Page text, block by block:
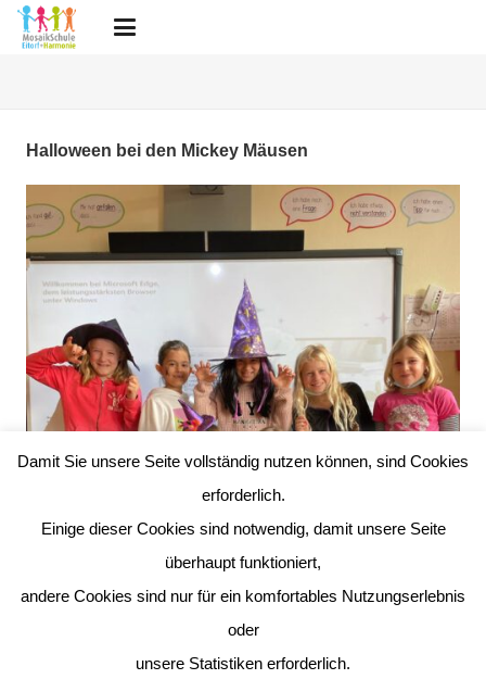
Halloween bei den Mickey Mäusen
Damit Sie unsere Seite vollständig nutzen können, sind Cookies
erforderlich.
Einige dieser Cookies sind notwendig, damit unsere Seite
überhaupt funktioniert,
andere Cookies sind nur für ein komfortables Nutzungserlebnis
oder
unsere Statistiken erforderlich.